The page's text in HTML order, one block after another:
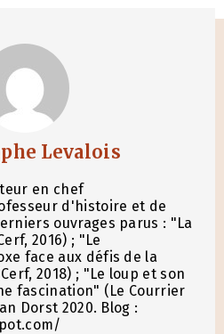
Levalois
en chef
d'histoire et de
ouvrages parus : "La
2016) ; "Le
face aux défis de la
2018) ; "Le loup et son
fascination" (Le Courrier
Dorst 2020. Blog :